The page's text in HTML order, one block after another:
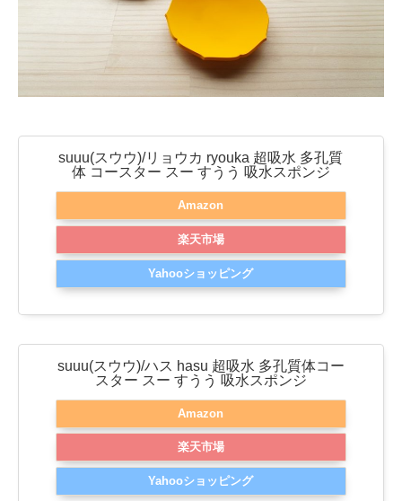
suuu(スウウ)/リョウカ ryouka 超吸水 多孔質
体 コースター スー すうう 吸水スポンジ
Amazon
楽天市場
Yahooショッピング
suuu(スウウ)/ハス hasu 超吸水 多孔質体コー
スター スー すうう 吸水スポンジ
Amazon
楽天市場
Yahooショッピング